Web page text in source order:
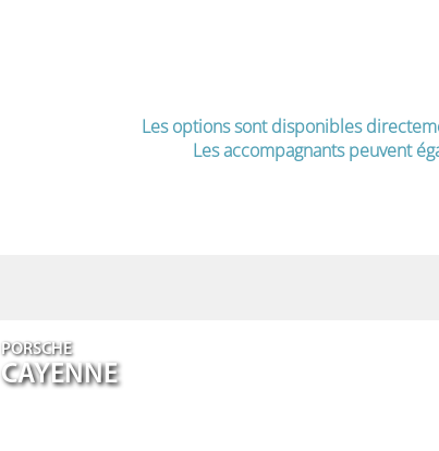
Les options sont disponibles
Les accompagnants peuvent
PORSCHE
CAYENNE